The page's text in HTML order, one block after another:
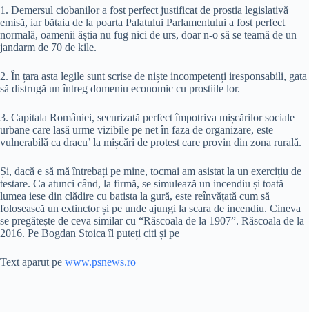
1. Demersul ciobanilor a fost perfect justificat de prostia legislativă
emisă, iar bătaia de la poarta Palatului Parlamentului a fost perfect
normală, oamenii ăștia nu fug nici de urs, doar n-o să se teamă de un
jandarm de 70 de kile.
2. În țara asta legile sunt scrise de niște incompetenți iresponsabili, gata
să distrugă un întreg domeniu economic cu prostiile lor.
3. Capitala României, securizată perfect împotriva mișcărilor sociale
urbane care lasă urme vizibile pe net în faza de organizare, este
vulnerabilă ca dracu’ la mișcări de protest care provin din zona rurală.
Și, dacă e să mă întrebați pe mine, tocmai am asistat la un exercițiu de
testare. Ca atunci când, la firmă, se simulează un incendiu și toată
lumea iese din clădire cu batista la gură, este reînvățată cum să
folosească un extinctor și pe unde ajungi la scara de incendiu. Cineva
se pregătește de ceva similar cu “Răscoala de la 1907”. Răscoala de la
2016. Pe Bogdan Stoica îl puteți citi și pe
Text aparut pe www.psnews.ro